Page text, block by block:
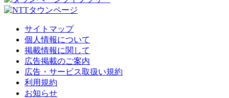
サイトマップ
個人情報について
掲載情報に関して
広告掲載のご案内
広告・サービス取扱い規約
利用規約
お知らせ